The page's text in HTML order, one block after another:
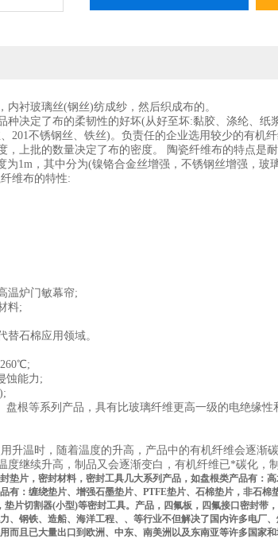
衬玻璃丝(钢丝)纺成纱，然后织成布的。
决定了布的柔韧性的好坏(从好至坏:黏胶、涤纶、纸
201不锈钢丝、铁丝)。负责任的企业选用较少的有机
上批的数量决定了布的密度。 陶瓷纤维布的特点是
为1m，其中分为(镍铬合金丝增强，不锈钢丝增强，玻
维布的特性:
温炉门敏幕帘;
料;
石棉应用领域。
蚀能力;
根等系列产品，具有比玻璃纤维更高一级的电绝缘性
升温时，随着温度的升高，产品中的有机纤维会逐渐
继续升高，制品又会逐渐变白，有机纤维已*碳化，
垫片，密封材料，密封工具几大系列产品，如盘根类产品有：
有：缠绕垫片、增强石墨垫片、 PTFE垫片、石棉垫片，非石棉
垫片切割器(小型)等密封工具。产品，四氟板，四氟接口密封带
、钢铁、造船、海洋工程、、等行业不但解决了国内许多电厂
而且已大量出口到欧洲、中东、南美洲以及东南亚等许多国家